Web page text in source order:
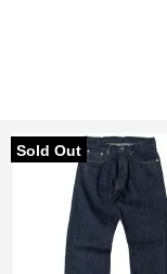
Sold Out